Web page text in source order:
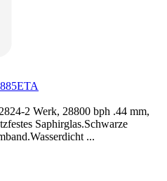
2 Werk, 28800 bph .44 mm,
Saphirglas.Schwarze
...